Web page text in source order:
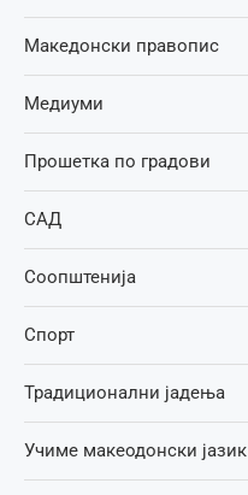
Македонски правопис
Медиуми
Прошетка по градови
САД
Соопштенија
Спорт
Традиционални јадења
Учиме макеодонски јазик